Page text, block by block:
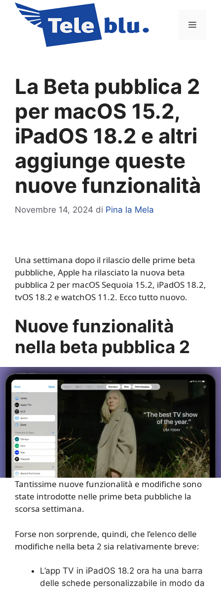
contenuto
Menu
La Beta pubblica 2
per macOS 15.2,
iPadOS 18.2 e altri
aggiunge queste
nuove funzionalità
Novembre 14, 2024 di Pina la Mela
Una settimana dopo il rilascio delle prime beta
pubbliche, Apple ha rilasciato la nuova beta
pubblica 2 per macOS Sequoia 15.2, iPadOS 18.2,
tvOS 18.2 e watchOS 11.2. Ecco tutto nuovo.
Nuove funzionalità
nella beta pubblica 2
Tantissime nuove funzionalità e modifiche sono
state introdotte nelle prime beta pubbliche la
scorsa settimana.
Forse non sorprende, quindi, che l’elenco delle
modifiche nella beta 2 sia relativamente breve:
L’app TV in iPadOS 18.2 ora ha una barra
delle schede personalizzabile in modo da